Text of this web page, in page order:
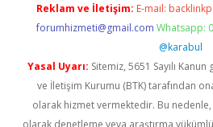
Reklam ve İletişim: E-mail:
forumhizmeti@gmail.com Whatsapp:
@karabul
Yasal Uyarı: Sitemiz, 5651 Sayılı
ve İletişim Kurumu (BTK) tarafından
olarak hizmet vermektedir. Bu
olarak denetleme veya araştırma